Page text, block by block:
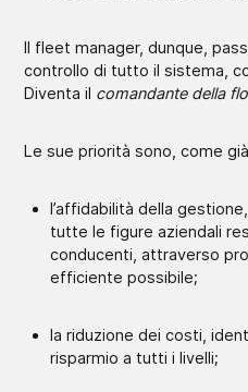
Il fleet manager, dunque,
controllo di tutto il sistema,
Diventa il comandante della
Le sue priorità sono, come
l’affidabilità della
tutte le figure aziendali
conducenti, attraverso
efficiente possibile;
la riduzione dei costi,
risparmio a tutti i livelli;